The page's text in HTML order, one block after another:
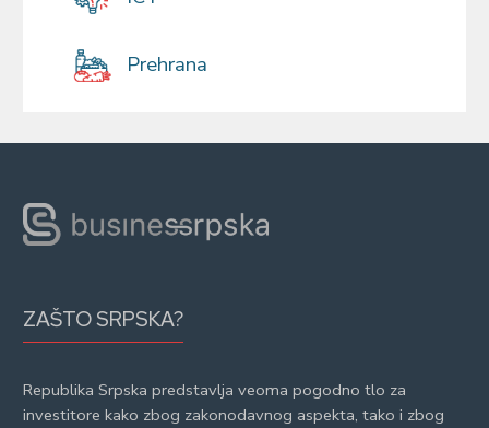
Prehrana
ZAŠTO SRPSKA?
Republika Srpska predstavlja veoma pogodno tlo za
investitore kako zbog zakonodavnog aspekta, tako i zbog